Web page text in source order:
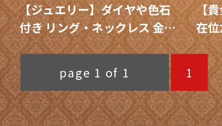
【ジュエリー】ダイヤや色石
付き リング・ネックレス 金台
プラチナ台 買取 / 買取専門 金
沢買取プラザ
【
在
ク
買
page 1 of 1 1